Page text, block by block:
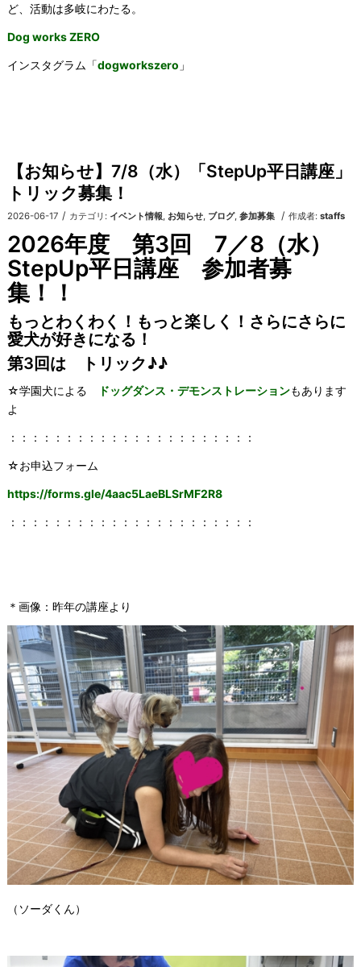
ど、活動は多岐にわたる。
Dog works ZERO
インスタグラム「dogworkszero 」
【お知らせ】7/8（水）「StepUp平日講座」
トリック募集！
2026-06-17 / カテゴリ: イベント情報 お知らせ, ブログ, 参加募集 / 作成者: staffs
2026年度 第3回 7／8（水）
StepUp平日講座 参加者募
集！！
もっとわくわく！もっと楽しく！さらにさらに
愛犬が好きになる！
第3回は トリック♪♪
☆学園犬による ドッグダンス・デモンストレーションもあります
よ
：：：：：：：：：：：：：：：：：：：：：：
☆お申込フォーム
https://forms.gle/4aac5LaeBLSrMF2R8
：：：：：：：：：：：：：：：：：：：：：：
＊画像：昨年の講座より
（ソーダくん）